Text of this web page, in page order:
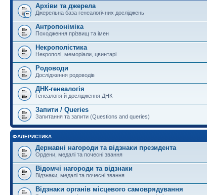
Архіви та джерела
Джерельна база генеалогічних досліджень
Антропоніміка
Походження прізвищ та імен
Некрополістика
Некрополі, меморіали, цвинтарі
Родоводи
Дослідження родоводів
ДНК-генеалогія
Генеалогія й дослідження ДНК
Запити / Queries
Запитання та запити (Questions and queries)
ФАЛЕРИСТИКА
Державні нагороди та відзнаки президента
Ордени, медалі та почесні звання
Відомчі нагороди та відзнаки
Відзнаки, медалі та почесні звання
Відзнаки органів місцевого самоврядування